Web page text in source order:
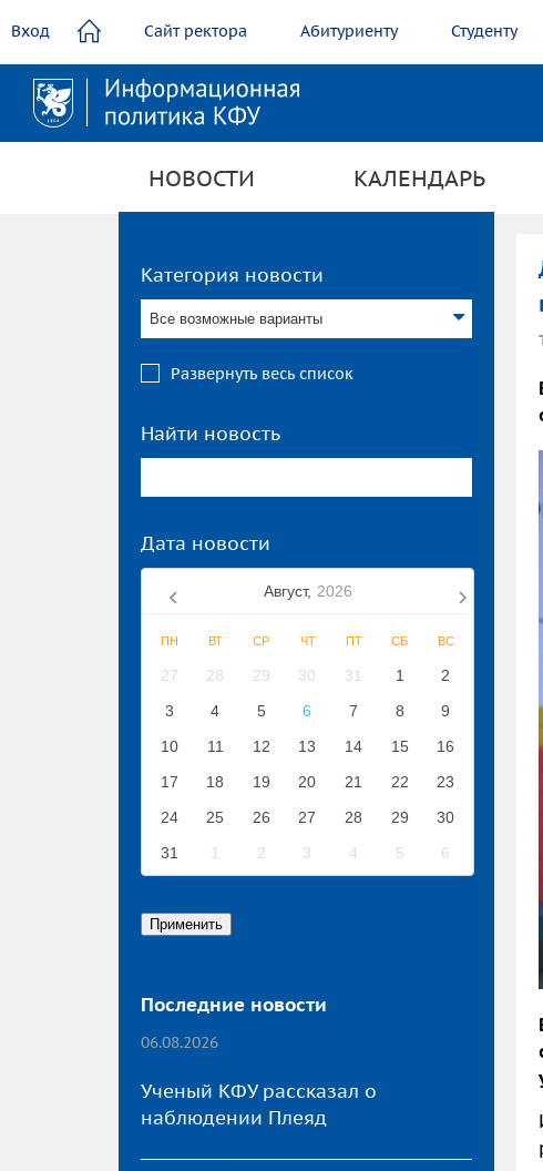
содержанию
Вход Сайт ректора Абитуриенту Студенту
НОВОСТИ КАЛЕНДАРЬ
Категория новости
Все возможные варианты
Развернуть весь список
Найти новость
Дата новости
Август, 2026
ПН ВТ СР ЧТ ПТ СБ ВС
27 28 29 30 31 1
2
3
4 5 6 7 8
9
10
11 12 13 14 15
16
17
18 19 20 21 22
23
24
25 26 27 28 29
30
31
1 2 3 4 5 6
Последние новости
06.08.2026
Ученый КФУ рассказал о
наблюдении Плеяд